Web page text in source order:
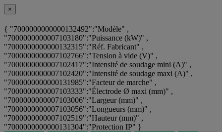
×
{ "7000000000000132492":"Modèle" ,
"7000000000007103180":"Puissance (kW)" ,
"7000000000000132315":"Réf. Fabricant" ,
"7000000000007102766":"Tension à vide (V)" ,
"7000000000007102417":"Intensité de soudage mini (A)" ,
"7000000000007102420":"Intensité de soudage maxi (A)" ,
"7000000000000131985":"Facteur de marche" ,
"7000000000007103333":"Électrode Ø maxi (mm)" ,
"7000000000007103006":"Largeur (mm)" ,
"7000000000007103056":"Longueurs (mm)" ,
"7000000000007102519":"Hauteur (mm)" ,
"7000000000000131304":"Protection IP" }